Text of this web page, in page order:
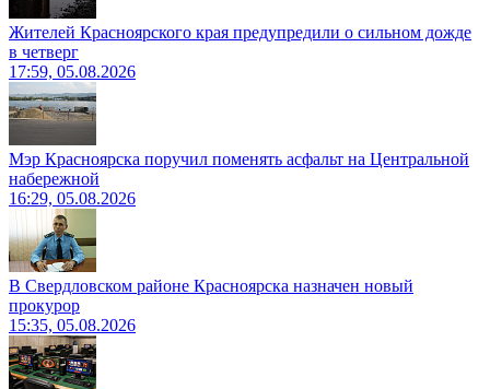
Жителей Красноярского края предупредили о сильном дожде
в четверг
17:59, 05.08.2026
Мэр Красноярска поручил поменять асфальт на Центральной
набережной
16:29, 05.08.2026
В Свердловском районе Красноярска назначен новый
прокурор
15:35, 05.08.2026